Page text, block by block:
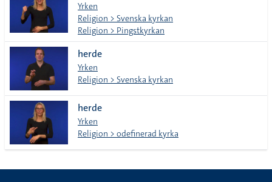
Yrken
Religion > Svenska kyrkan
Religion > Pingstkyrkan
herde
Yrken
Religion > Svenska kyrkan
herde
Yrken
Religion > odefinerad kyrka